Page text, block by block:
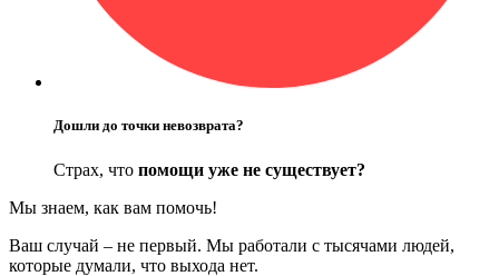
Дошли до точки невозврата?
Страх, что помощи уже не существует?
Мы знаем, как вам помочь!
Ваш случай – не первый. Мы работали с тысячами людей,
которые думали, что выхода нет.